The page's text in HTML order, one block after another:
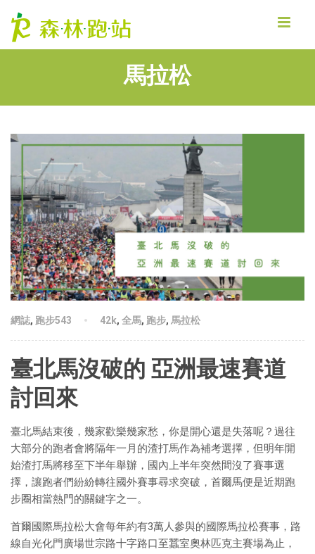
馬拉松
網誌, 跑步543 42k, 全馬, 跑步, 馬拉松
臺北馬沒破的 亞洲最速賽道
討回來
臺北馬結束後，幾家歡樂幾家愁，你是開心還是失落呢？ 過往
大部分的跑者會將隔年一月的渣打馬作為補考選擇， 但明年開
始渣打馬將移至下半年舉辦， 國內上半年突然間沒了賽事選
擇， 讓跑者們紛紛轉往國外賽事尋求突破， 首爾馬便是近期跑
步圈相當熱門的關鍵字之一。
首爾國際馬拉松大會每年約有3萬人參與的國際馬拉松賽事， 路
線自光化門廣場世宗路十字路口至蠶室奧林匹克主賽場為止，